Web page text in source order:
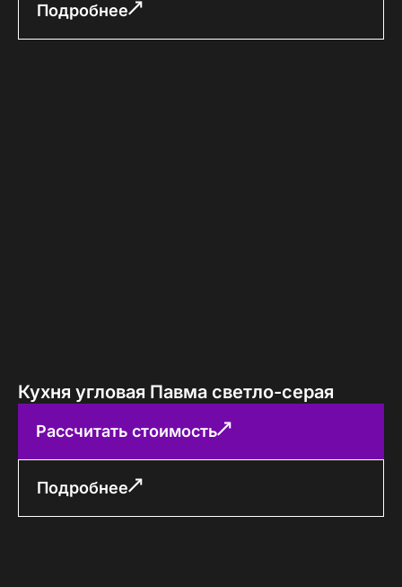
Подробнее
Кухня угловая Павма светло-серая
Рассчитать стоимость
Подробнее